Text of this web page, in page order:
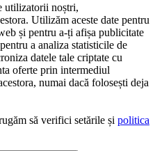
utilizatorii noștri,
Utilizăm aceste date pentru
și pentru a-ți afișa publicitate
a analiza statisticile de
datele tale criptate cu
oferte prin intermediul
numai dacă folosești deja
să verifici setările și politica